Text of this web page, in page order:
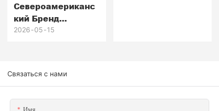
Североамериканс
Кий Бренд
Деревообрабатыв
Компоненты Из
2026 05 15
Для Суперкаров.
Связаться с нами